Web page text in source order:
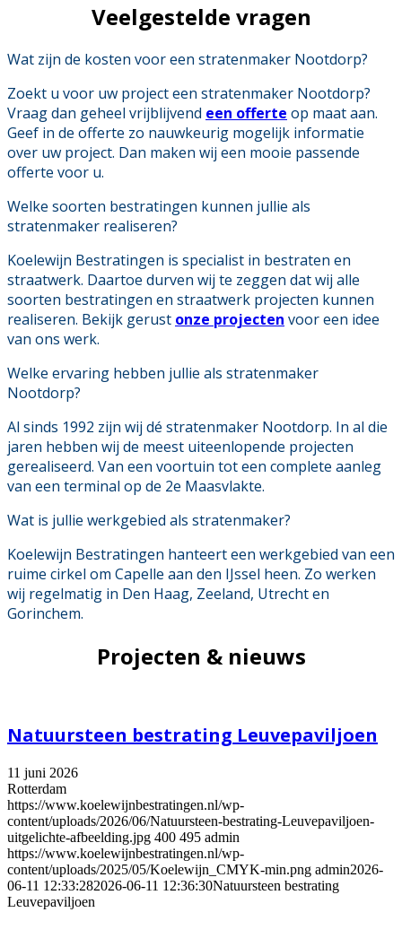
Veelgestelde vragen
Wat zijn de kosten voor een stratenmaker Nootdorp?
Zoekt u voor uw project een stratenmaker Nootdorp?
Vraag dan geheel vrijblijvend een offerte op maat aan.
Geef in de offerte zo nauwkeurig mogelijk informatie
over uw project. Dan maken wij een mooie passende
offerte voor u.
Welke soorten bestratingen kunnen jullie als
stratenmaker realiseren?
Koelewijn Bestratingen is specialist in bestraten en
straatwerk. Daartoe durven wij te zeggen dat wij alle
soorten bestratingen en straatwerk projecten kunnen
realiseren. Bekijk gerust onze projecten voor een idee
van ons werk.
Welke ervaring hebben jullie als stratenmaker
Nootdorp?
Al sinds 1992 zijn wij dé stratenmaker Nootdorp. In al die
jaren hebben wij de meest uiteenlopende projecten
gerealiseerd. Van een voortuin tot een complete aanleg
van een terminal op de 2e Maasvlakte.
Wat is jullie werkgebied als stratenmaker?
Koelewijn Bestratingen hanteert een werkgebied van een
ruime cirkel om Capelle aan den IJssel heen. Zo werken
wij regelmatig in Den Haag, Zeeland, Utrecht en
Gorinchem.
Projecten & nieuws
Natuursteen bestrating Leuvepaviljoen
11 juni 2026
Rotterdam
https://www.koelewijnbestratingen.nl/wp-
content/uploads/2026/06/Natuursteen-bestrating-Leuvepaviljoen-
uitgelichte-afbeelding.jpg 400 495 admin
https://www.koelewijnbestratingen.nl/wp-
content/uploads/2025/05/Koelewijn_CMYK-min.png admin2026-
06-11 12:33:282026-06-11 12:36:30Natuursteen bestrating
Leuvepaviljoen